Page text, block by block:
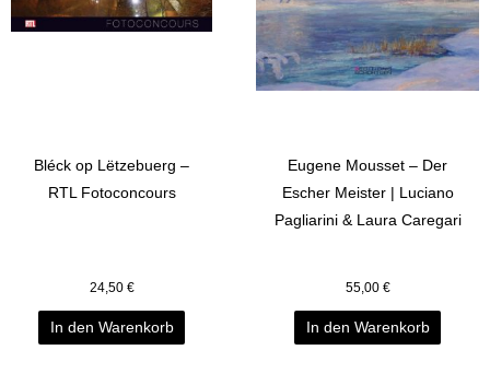
Bléck op Lëtzebuerg –
RTL Fotoconcours
24,50 €
In den Warenkorb
Eugene Mousset – Der
Escher Meister | Luciano
Pagliarini & Laura Caregari
55,00 €
In den Warenkorb